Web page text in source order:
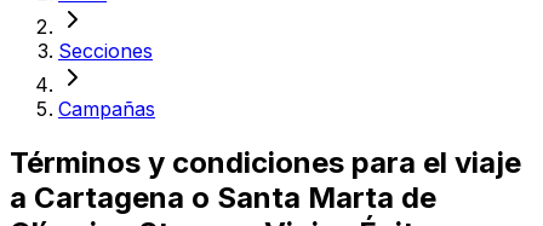
Secciones
Campañas
Términos y condiciones para el viaje
a Cartagena o Santa Marta de